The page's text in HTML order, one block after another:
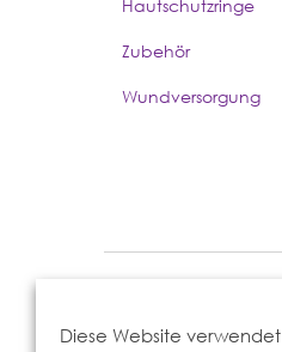
Hautschutzringe
Zubehör
Wundversorgung
Diese Website